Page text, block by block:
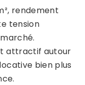
rendement
tension
attractif autour
bien plus